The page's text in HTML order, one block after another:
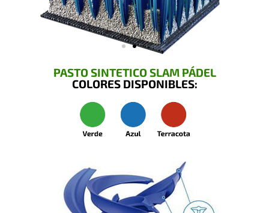
PASTO SINTETICO SLAM PÁDEL
COLORES DISPONIBLES: